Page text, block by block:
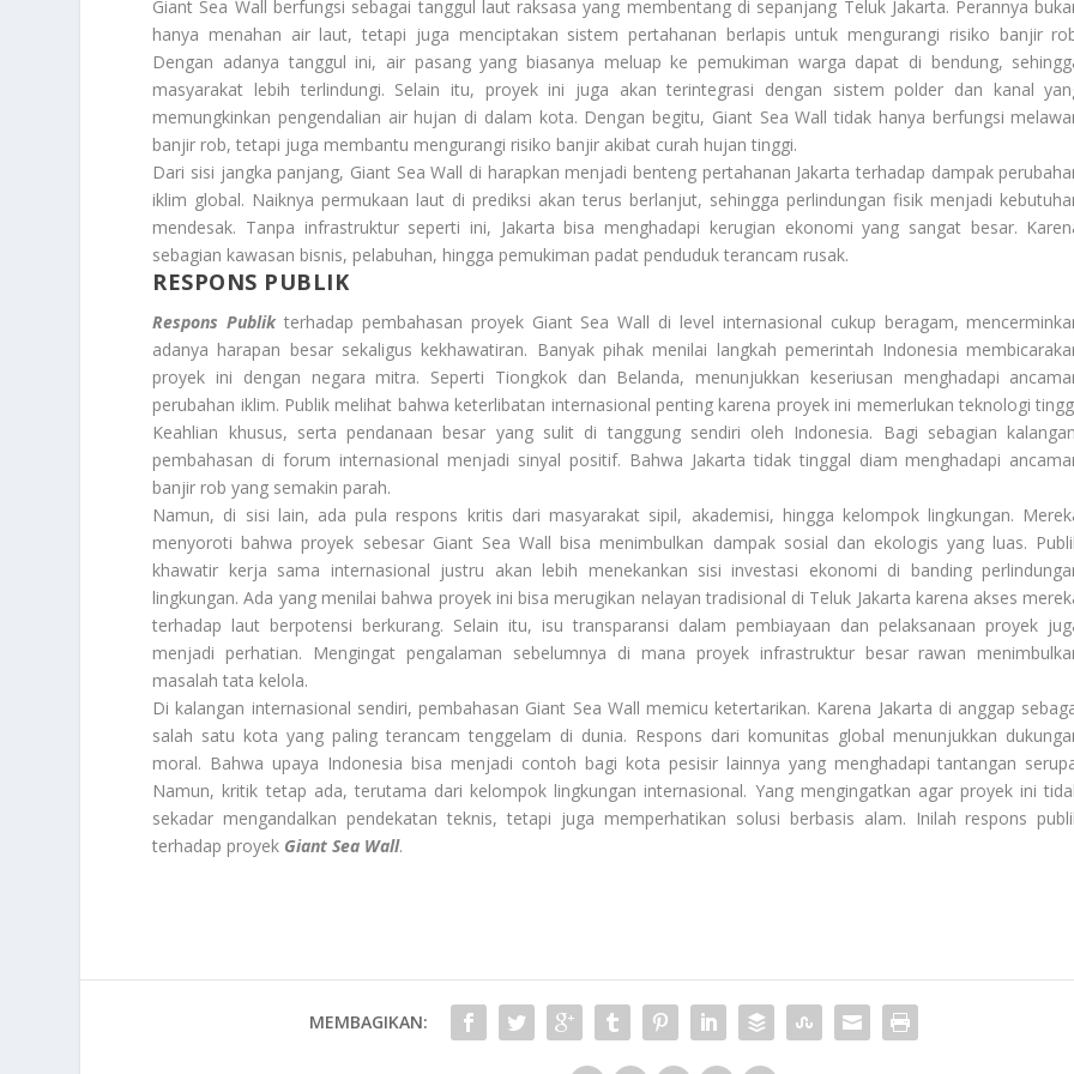
Giant Sea Wall berfungsi sebagai tanggul laut raksasa yang membentang di sepanjang Teluk Jakarta. Perannya
hanya menahan air laut, tetapi juga menciptakan sistem pertahanan berlapis untuk mengurangi risiko banjir
Dengan adanya tanggul ini, air pasang yang biasanya meluap ke pemukiman warga dapat di bendung,
masyarakat lebih terlindungi. Selain itu, proyek ini juga akan terintegrasi dengan sistem polder dan kanal
memungkinkan pengendalian air hujan di dalam kota. Dengan begitu, Giant Sea Wall tidak hanya berfungsi
banjir rob, tetapi juga membantu mengurangi risiko banjir akibat curah hujan tinggi.
Dari sisi jangka panjang, Giant Sea Wall di harapkan menjadi benteng pertahanan Jakarta terhadap dampak
iklim global. Naiknya permukaan laut di prediksi akan terus berlanjut, sehingga perlindungan fisik menjadi
mendesak. Tanpa infrastruktur seperti ini, Jakarta bisa menghadapi kerugian ekonomi yang sangat besar.
sebagian kawasan bisnis, pelabuhan, hingga pemukiman padat penduduk terancam rusak.
RESPONS PUBLIK
Respons Publikterhadap pembahasan proyek Giant Sea Wall di level internasional cukup beragam,
adanya harapan besar sekaligus kekhawatiran. Banyak pihak menilai langkah pemerintah Indonesia
proyek ini dengan negara mitra. Seperti Tiongkok dan Belanda, menunjukkan keseriusan menghadapi
perubahan iklim. Publik melihat bahwa keterlibatan internasional penting karena proyek ini memerlukan teknologi
Keahlian khusus, serta pendanaan besar yang sulit di tanggung sendiri oleh Indonesia. Bagi sebagian
pembahasan di forum internasional menjadi sinyal positif. Bahwa Jakarta tidak tinggal diam menghadapi
banjir rob yang semakin parah.
Namun, di sisi lain, ada pula respons kritis dari masyarakat sipil, akademisi, hingga kelompok lingkungan.
menyoroti bahwa proyek sebesar Giant Sea Wall bisa menimbulkan dampak sosial dan ekologis yang luas.
khawatir kerja sama internasional justru akan lebih menekankan sisi investasi ekonomi di banding
lingkungan. Ada yang menilai bahwa proyek ini bisa merugikan nelayan tradisional di Teluk Jakarta karena akses
terhadap laut berpotensi berkurang. Selain itu, isu transparansi dalam pembiayaan dan pelaksanaan proyek
menjadi perhatian. Mengingat pengalaman sebelumnya di mana proyek infrastruktur besar rawan
masalah tata kelola.
Di kalangan internasional sendiri, pembahasan Giant Sea Wall memicu ketertarikan. Karena Jakarta di anggap
salah satu kota yang paling terancam tenggelam di dunia. Respons dari komunitas global menunjukkan
moral. Bahwa upaya Indonesia bisa menjadi contoh bagi kota pesisir lainnya yang menghadapi tantangan
Namun, kritik tetap ada, terutama dari kelompok lingkungan internasional. Yang mengingatkan agar proyek ini
sekadar mengandalkan pendekatan teknis, tetapi juga memperhatikan solusi berbasis alam. Inilah respons
terhadap proyek Giant Sea Wall.
MEMBAGIKAN: